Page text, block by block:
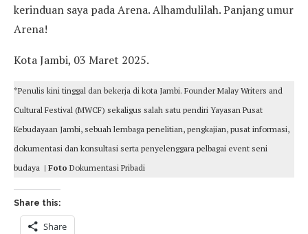
kerinduan saya pada Arena. Alhamdulilah. Panjang umur
Arena!
Kota Jambi, 03 Maret 2025.
*Penulis kini tinggal dan bekerja di kota Jambi. Founder Malay Writers and
Cultural Festival (MWCF) sekaligus salah satu pendiri Yayasan Pusat
Kebudayaan Jambi, sebuah lembaga penelitian, pengkajian, pusat informasi,
dokumentasi dan konsultasi serta penyelenggara pelbagai event seni
budaya | Foto Dokumentasi Pribadi
Share this:
Share